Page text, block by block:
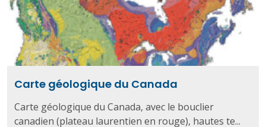
Carte géologique du Canada
Carte géologique du Canada, avec le bouclier
canadien (plateau laurentien en rouge), hautes te...